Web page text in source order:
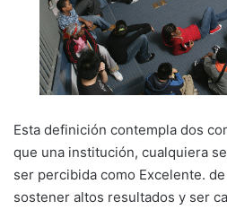
Esta definición contempla dos
que una institución, cualquiera
ser percibida como Excelente.
sostener altos resultados y ser